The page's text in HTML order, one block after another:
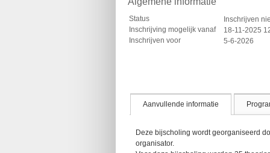
Status
Inschrijven
Inschrijving mogelijk vanaf
18-11-2025
Inschrijven voor
5-6-2026
Aanvullende informatie
Deze bijscholing wordt georganiseerd
organisator.